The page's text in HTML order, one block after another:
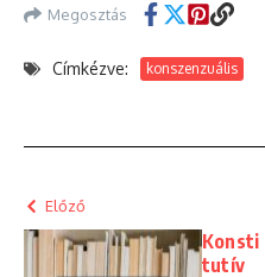
Megosztás
Címkézve: konszenzuális
Előző
Konsti
tutív